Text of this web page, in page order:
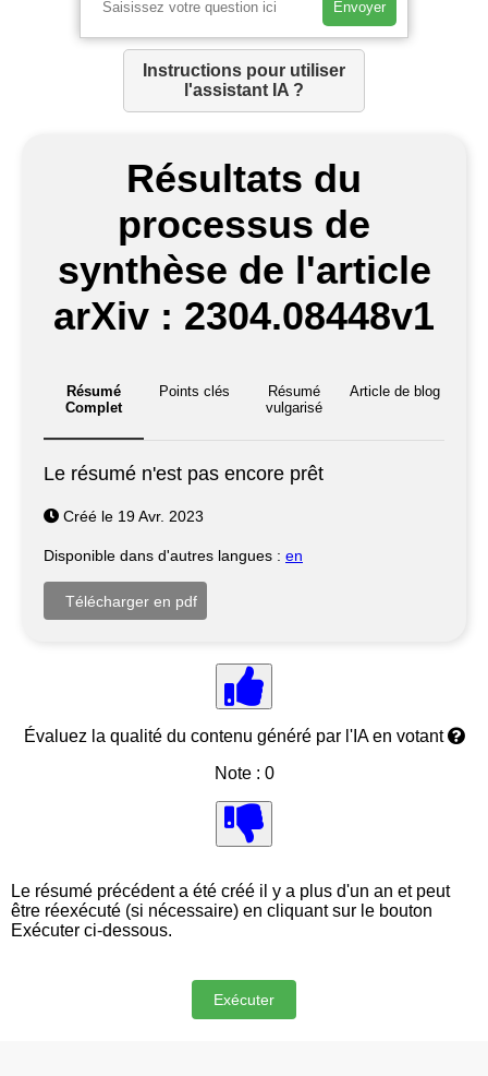
Envoyer
Instructions pour utiliser
l'assistant IA ?
Résultats du
processus de
synthèse de l'article
arXiv : 2304.08448v1
Résumé
Complet
Points clés
Résumé
vulgarisé
Article de blog
Le résumé n'est pas encore prêt
Créé le 19 Avr. 2023
Disponible dans d'autres langues : en
Évaluez la qualité du contenu généré par l'IA en votant
Note : 0
Le résumé précédent a été créé il y a plus d'un an et peut
être réexécuté (si nécessaire) en cliquant sur le bouton
Exécuter ci-dessous.